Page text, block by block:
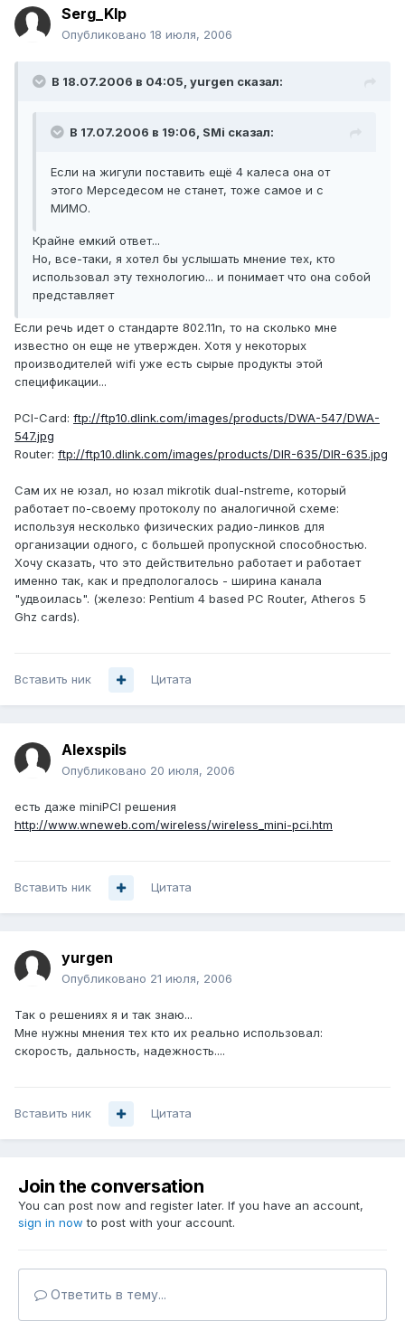
Serg_Klp
Опубликовано 18 июля, 2006
В 18.07.2006 в 04:05, yurgen сказал:
В 17.07.2006 в 19:06, SMi сказал:
Если на жигули поставить ещё 4 калеса она от
этого Мерседесом не станет, тоже самое и с
МИМО.
Крайне емкий ответ...
Но, все-таки, я хотел бы услышать мнение тех, кто
использовал эту технологию... и понимает что она собой
представляет
Если речь идет о стандарте 802.11n, то на сколько мне
известно он еще не утвержден. Хотя у некоторых
производителей wifi уже есть сырые продукты этой
спецификации...
PCI-Card: ftp://ftp10.dlink.com/images/products/DWA-547/DWA-
547.jpg
Router: ftp://ftp10.dlink.com/images/products/DIR-635/DIR-635.jpg
Сам их не юзал, но юзал mikrotik dual-nstreme, который
работает по-своему протоколу по аналогичной схеме:
используя несколько физических радио-линков для
организации одного, с большей пропускной способностью.
Хочу сказать, что это действительно работает и работает
именно так, как и предпологалось - ширина канала
"удвоилась". (железо: Pentium 4 based PC Router, Atheros 5
Ghz cards).
Вставить ник Цитата
Alexspils
Опубликовано 20 июля, 2006
есть даже miniPCI решения
http://www.wneweb.com/wireless/wireless_mini-pci.htm
Вставить ник Цитата
yurgen
Опубликовано 21 июля, 2006
Так о решениях я и так знаю...
Мне нужны мнения тех кто их реально использовал:
скорость, дальность, надежность....
Вставить ник Цитата
Join the conversation
You can post now and register later. If you have an account,
sign in now to post with your account.
Ответить в тему...